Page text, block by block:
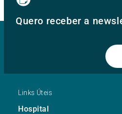
Quero receber a
Links Úteis
Hospital